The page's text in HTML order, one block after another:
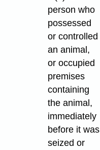
person who
possessed
or controlled
an animal,
or occupied
premises
containing
the animal,
immediately
before it was
seized or